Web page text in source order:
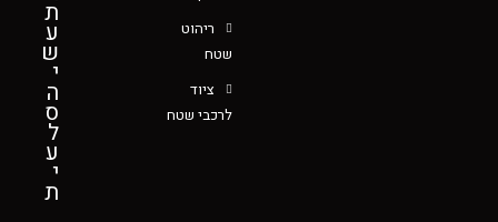
ת
ע
ש
י
ה
ס
ל
ע
י
ת
ריהוט
שטח
ציוד
לרכבי שטח